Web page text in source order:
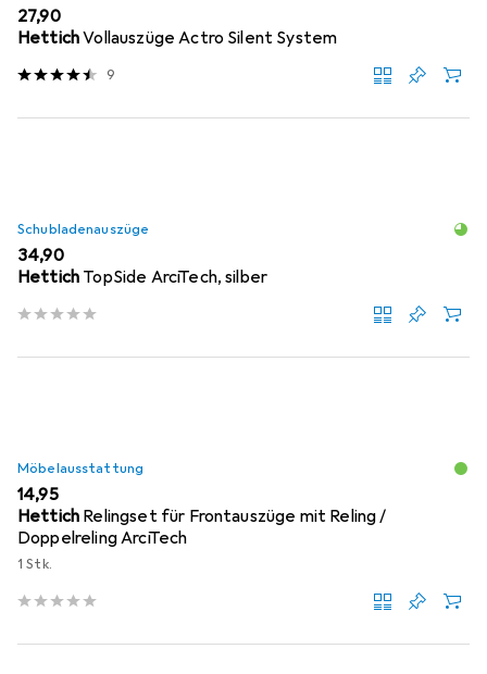
EUR
27,90
HettichVollauszüge Actro Silent System
9
Schubladenauszüge
EUR
34,90
Hettich TopSide ArciTech, silber
Möbelausstattung
EUR
14,95
Hettich Relingset für Frontauszüge mit Reling /
Doppelreling ArciTech
1 Stk.